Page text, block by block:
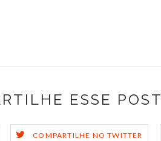
ESSE POST
COMPARTILHE NO TWITTER